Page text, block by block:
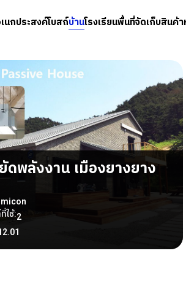
นกประสงค์โบสถ์บ้านโรงเรียนพื้นที่จัดเก็บสินค้
ดพลังงาน เมืองยางยาง
ใช้:2